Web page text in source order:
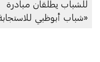
للشباب يطلقان مبادرة
«شباب أبوظبي للاستجابة